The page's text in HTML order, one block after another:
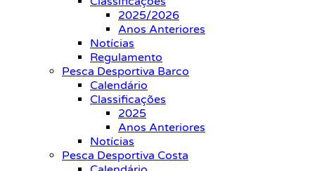
2025/2026
Anos Anteriores
Notícias
Regulamento
Pesca Desportiva Barco
Calendário
Classificações
2025
Anos Anteriores
Notícias
Pesca Desportiva Costa